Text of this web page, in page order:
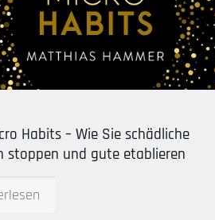
Habits – Wie Sie schädliche
stoppen und gute etablieren